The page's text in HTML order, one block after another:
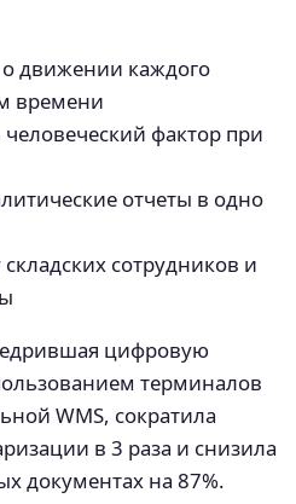
движении каждого
времени
фактор при
отчеты в одно
сотрудников и
цифровую
терминалов
WMS, сократила
в 3 раза и снизила
документах на 87%.